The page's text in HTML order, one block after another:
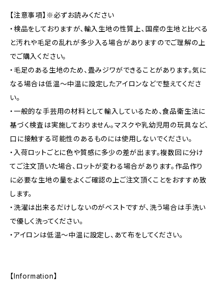
【注意事項】※必ずお読みください
・検品をしておりますが、輸入生地の性質上、国産の生地と比べる
と汚れや毛足の乱れが多少入る場合がありますのでご理解の上
でご購入ください。
・毛足のある生地のため、畳みジワができることがあります。気に
なる場合は低温〜中温に設定したアイロンなどで整えてくださ
い。
・一般的な手芸用の材料として輸入しているため、食品衛生法に
基づく検査は実施しておりません。マスクや乳幼児用の玩具など、
口に接触する可能性のあるものには使用しないでください。
・入荷ロットごとに色や質感に多少の差が出ます。複数回に分け
てご注文頂いた場合、ロットが変わる場合があります。作品作り
に必要な生地の量をよくご確認の上ご注文頂くことをおすすめ致
します。
・洗濯は出来るだけしないのがベストですが、洗う場合は手洗い
で優しく洗ってください。
・アイロンは低温〜中温に設定し、あて布をしてください。
【Information】